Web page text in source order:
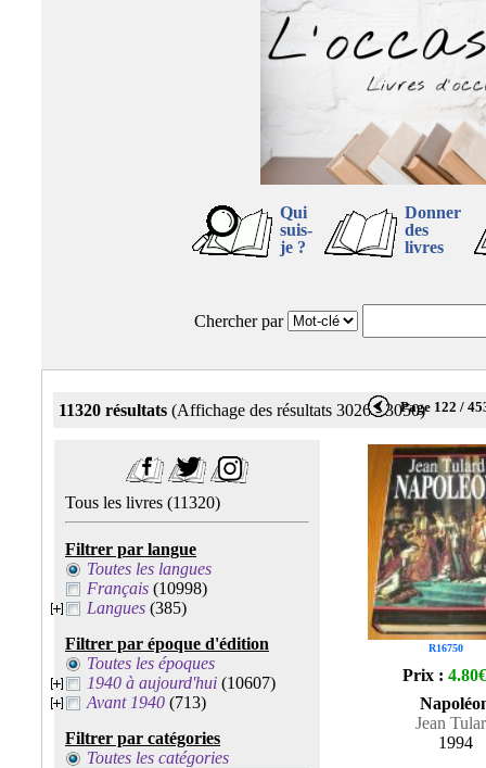
Qui
suis-
je ?
Donner
des
livres
Chercher par
11320 résultats (Affichage des résultats 3026 - 3050)Page 122 /
Tous les livres (11320)
Filtrer par langue
Toutes les langues
Français (10998)
Langues (385)
Filtrer par époque d'édition
Toutes les époques
1940 à aujourd'hui (10607)
Avant 1940 (713)
Filtrer par catégories
Toutes les catégories
R16750
Prix : 4.80€
Jean
1994